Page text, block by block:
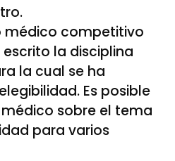
médico competitivo
la disciplina
la cual se ha
Es posible
sobre el tema
para varios